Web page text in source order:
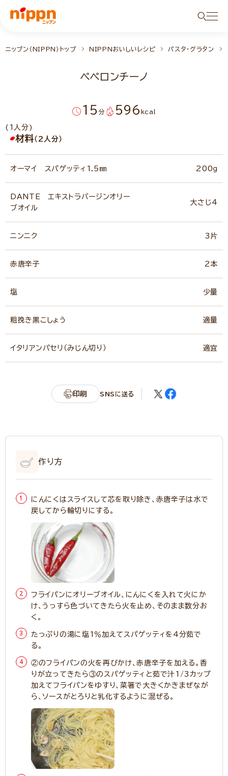
ニップン（NIPPN）トップ NIPPNおいしいレシピ パスタ・グラタン
ペペロンチーノ
15 分 596 kcal
(1人分)
材料（2人分）
オーマイ スパゲッティ1.5㎜ 200ｇ
DANTE エキストラバージンオリー
ブオイル
大さじ4
ニンニク 3片
赤唐辛子 2本
塩 少量
粗挽き黒こしょう 適量
イタリアンパセリ（みじん切り） 適宜
印刷 SNSに送る
作り方
にんにくはスライスして芯を取り除き、赤唐辛子は水で
戻してから輪切りにする。
フライパンにオリーブオイル、にんにくを入れて火にか
け、うっすら色づいてきたら火を止め、そのまま数分お
く。
たっぷりの湯に塩1％加えてスパゲッティを4分茹で
る。
②のフライパンの火を再びかけ、赤唐辛子を加える。香
りが立ってきたら③のスパゲッティと茹で汁1/3カップ
加えてフライパンをゆすり、菜箸で大きくかきまぜなが
ら、ソースがとろりと乳化するように混ぜる。